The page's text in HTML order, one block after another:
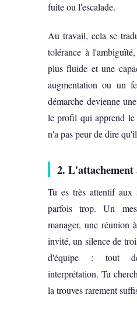
fuite ou l'escalade.
Au travail, cela se
tolérance à
plus fluide et une
augmentation ou un
démarche devienne
le profil qui apprend
n'a pas peur de dire
2. L'attachement
Tu es très attentif aux
parfois trop. Un
manager, une réunion
invité, un silence de
d'équipe : tout
interprétation. Tu
la trouves rarement